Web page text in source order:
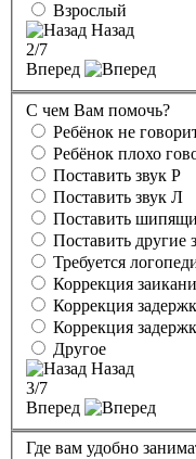
Взрослый
Назад
2/7
Вперед
С чем Вам помочь?
Ребёнок не
Ребёнок плохо
Поставить звук Р
Поставить звук Л
Поставить
Поставить другие
Требуется
Коррекция
Коррекция
Коррекция
Другое
Назад
3/7
Вперед
Где вам удобно